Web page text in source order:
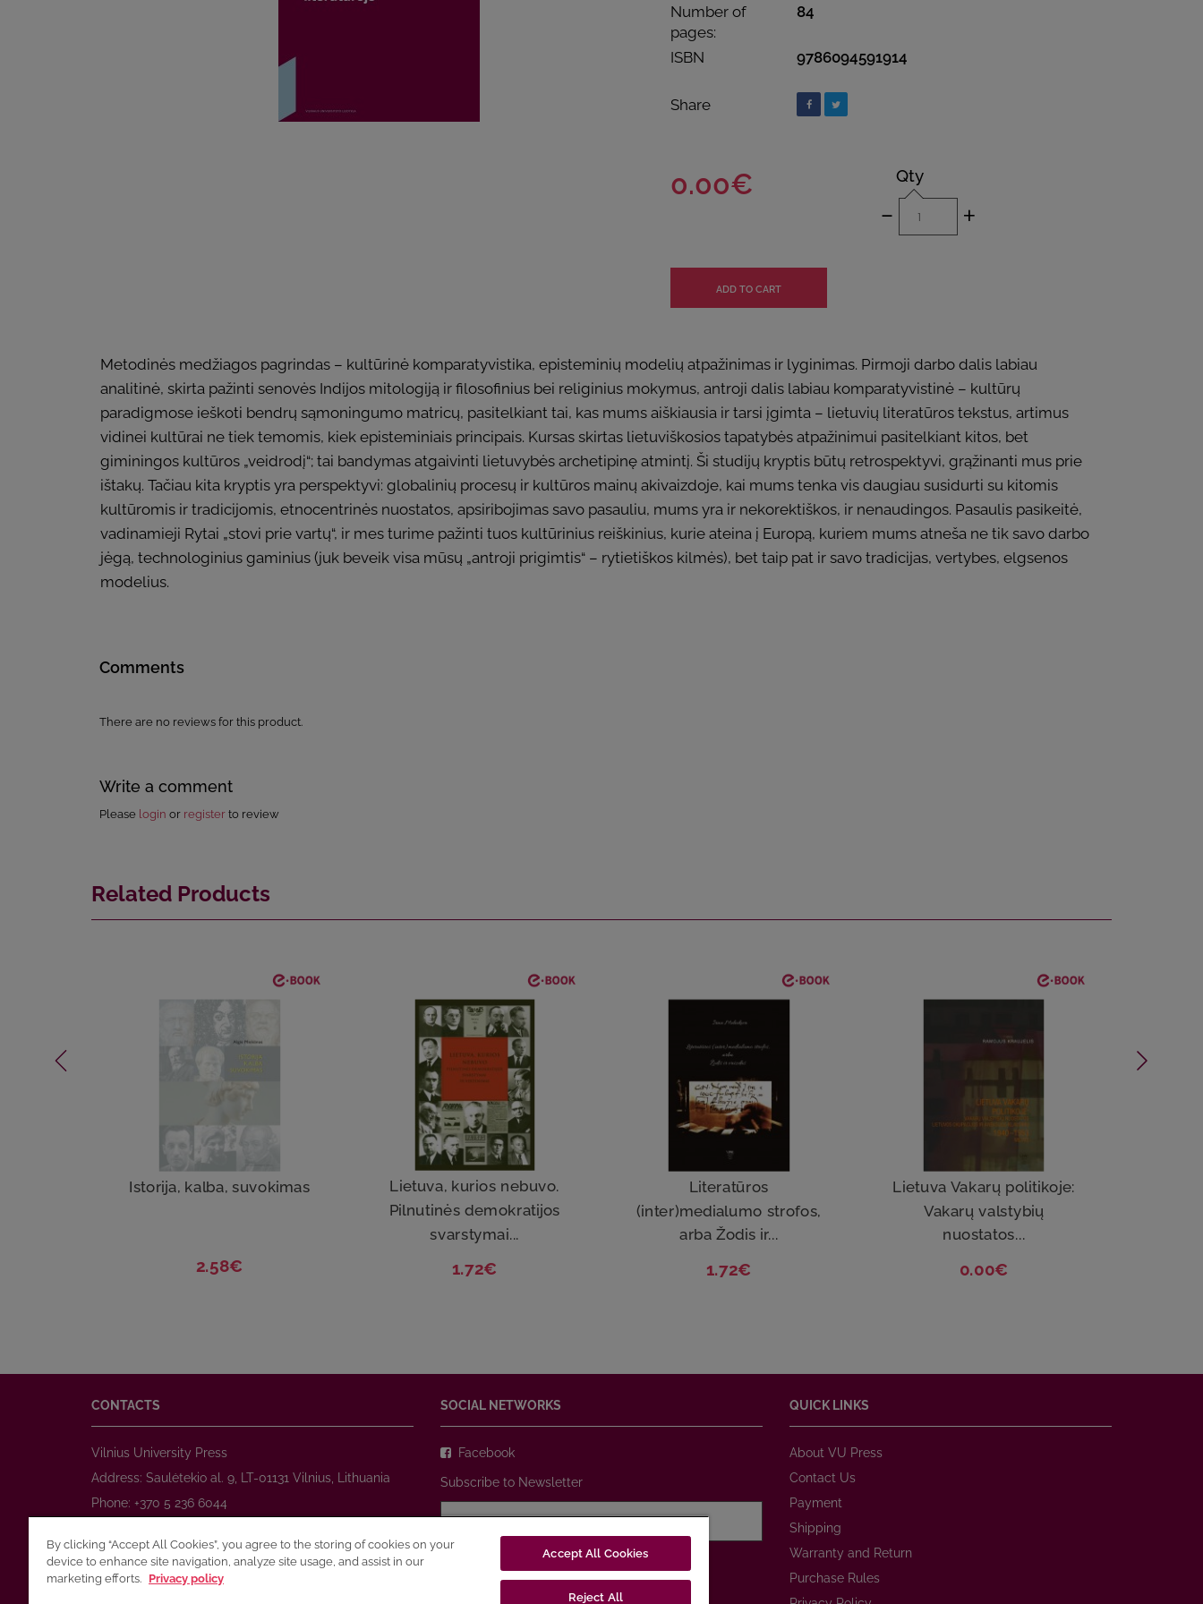
Number of
pages:
84
ISBN 9786094591914
Share
0.00€ Qty
- +
Metodinės medžiagos pagrindas – kultūrinė komparatyvistika, episteminių modelių atpažinimas ir lyginimas. Pirmoji darbo dalis labiau
analitinė, skirta pažinti senovės Indijos mitologiją ir filosofinius bei religinius mokymus, antroji dalis labiau komparatyvistinė – kultūrų
paradigmose ieškoti bendrų sąmoningumo matricų, pasitelkiant tai, kas mums aiškiausia ir tarsi įgimta – lietuvių literatūros tekstus, artimus
vidinei kultūrai ne tiek temomis, kiek episteminiais principais. Kursas skirtas lietuviškosios tapatybės atpažinimui pasitelkiant kitos, bet
giminingos kultūros „veidrodį“; tai bandymas atgaivinti lietuvybės archetipinę atmintį. Ši studijų kryptis būtų retrospektyvi, grąžinanti mus prie
ištakų. Tačiau kita kryptis yra perspektyvi: globalinių procesų ir kultūros mainų akivaizdoje, kai mums tenka vis daugiau susidurti su kitomis
kultūromis ir tradicijomis, etnocentrinės nuostatos, apsiribojimas savo pasauliu, mums yra ir nekorektiškos, ir nenaudingos. Pasaulis pasikeitė,
vadinamieji Rytai „stovi prie vartų“, ir mes turime pažinti tuos kultūrinius reiškinius, kurie ateina į Europą, kuriem mums atneša ne tik savo darbo
jėgą, technologinius gaminius (juk beveik visa mūsų „antroji prigimtis“ – rytietiškos kilmės), bet taip pat ir savo tradicijas, vertybes, elgsenos
modelius.
Comments
There are no reviews for this product.
Write a comment
Please login or register to review
Related Products
Istorija, kalba, suvokimas
2.58€
Lietuva, kurios nebuvo.
Pilnutinės demokratijos
svarstymai...
1.72€
Literatūros
(inter)medialumo strofos,
arba Žodis ir...
1.72€
Lietuva Vakarų politikoje:
Vakarų valstybių
nuostatos...
0.00€
CONTACTS
Vilnius University Press
Address: Saulėtekio al. 9, LT-01131 Vilnius, Lithuania
Phone: +370 5 236 6044
E-mail:prekyba@leidykla.vu.lt
www.journals.vu.lt
SOCIAL NETWORKS
Facebook
Subscribe to Newsletter
Privacy Policy
QUICK LINKS
About VU Press
Contact Us
Payment
Shipping
Warranty and Return
Purchase Rules
By clicking “Accept All Cookies”, you agree to the storing of cookies on your
device to enhance site navigation, analyze site usage, and assist in our
marketing efforts. Privacy policy
Accept All Cookies
Reject All